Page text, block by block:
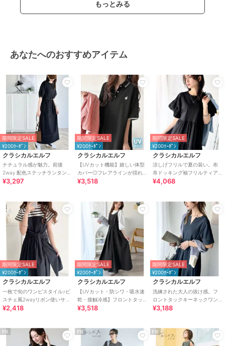
ワンピース
下あり
乾加工/ フレアスカート
もっとみる
あなたへのおすすめアイテム
期間限定SALE
¥200ｸｰﾎﾟﾝ
クラシカルエルフ
ナチュラル感が魅力。前後
2way 配色ステッチランタンス
リーブワンピース
¥3,297
期間限定SALE
¥200ｸｰﾎﾟﾝ
クラシカルエルフ
【UVカット機能】嬉しい体型
カバー◎フレアラインが揺れ
る オーバーサイズワッフルポ
¥3,518
期間限定SALE
¥200ｸｰﾎﾟﾝ
クラシカルエルフ
涼しげフリルで夏の装い。布
帛ドッキング袖フリルティア
ードワンピース(ロング丈)
¥4,068
期間限定SALE
¥200ｸｰﾎﾟﾝ
クラシカルエルフ
一枚で旬のワンピスタイル♪ビ
スチェ風2wayリボン使いサッ
カー素材ドッキングロングワ
¥2,418
期間限定SALE
¥200ｸｰﾎﾟﾝ
クラシカルエルフ
【UVカット・防シワ・吸水速
乾・接触冷感】フロントタッ
クショルダーストラップリボ
¥3,518
期間限定SALE
¥200ｸｰﾎﾟﾝ
クラシカルエルフ
洗練された大人の抜け感。フ
ロントタックキーネックワン
ピース
¥3,188
PR PR PR